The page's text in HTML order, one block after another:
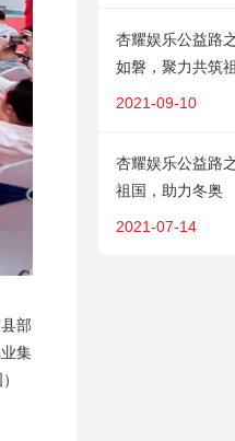
部
集
杏耀娱乐公益路
如磐，聚力共筑
2021-09-10
杏耀娱乐公益路
祖国，助力冬奥
2021-07-14